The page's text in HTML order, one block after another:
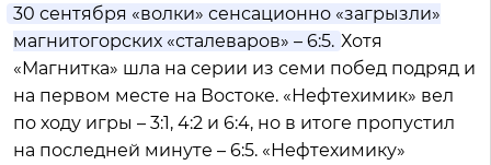
30 сентября «волки» сенсационно «загрызли»
магнитогорских «сталеваров» – 6:5. Хотя
«Магнитка» шла на серии из семи побед подряд и
на первом месте на Востоке. «Нефтехимик» вел
по ходу игры – 3:1, 4:2 и 6:4, но в итоге пропустил
на последней минуте – 6:5. «Нефтехимику»